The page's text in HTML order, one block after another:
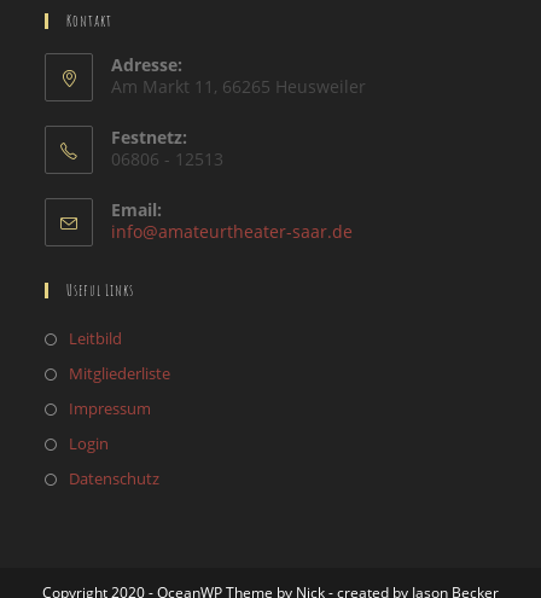
Kontakt
Adresse:
Am Markt 11, 66265 Heusweiler
Festnetz:
06806 - 12513
Email:
info@amateurtheater-saar.de
Useful Links
Leitbild
Mitgliederliste
Impressum
Login
Datenschutz
Copyright 2020 - OceanWP Theme by Nick - created by Iason Becker